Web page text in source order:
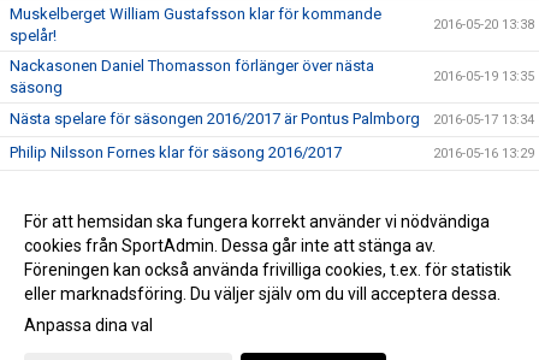
Muskelberget William Gustafsson klar för kommande
spelår!
2016-05-20 13:38
Nackasonen Daniel Thomasson förlänger över nästa
säsong
2016-05-19 13:35
Nästa spelare för säsongen 2016/2017 är Pontus Palmborg 2016-05-17 13:34
Philip Nilsson Fornes klar för säsong 2016/2017 2016-05-16 13:29
Resumé av klubbens säsong 2015/16 2016-05-05 00:38
Ett stort tack och summering av säsongen 2015/2016 2016-04-01 22:02
För att hemsidan ska fungera korrekt använder vi nödvändiga
cookies från SportAdmin. Dessa går inte att stänga av.
Föreningen kan också använda frivilliga cookies, t.ex. för statistik
eller marknadsföring. Du väljer själv om du vill acceptera dessa.
Anpassa dina val